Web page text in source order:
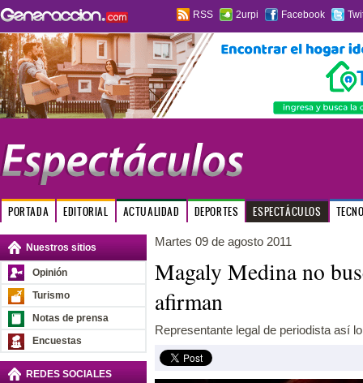
RSS 2urpi Facebook
PORTADA EDITORIAL ACTUALIDAD DEPORTES ESPECTÁCULOS
Nuestros sitios
Opinión
Turismo
Notas de prensa
Encuestas
REDES SOCIALES
Martes 09 de agosto 2011
Magaly Medina no
afirman
Representante legal de periodista así